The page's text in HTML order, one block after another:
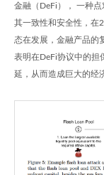
金融（DeFi）， 一种
其一致性和安全性，在
态在发展，金融产品的
表明在DeFi协议中的担
延，从而造成巨大的经